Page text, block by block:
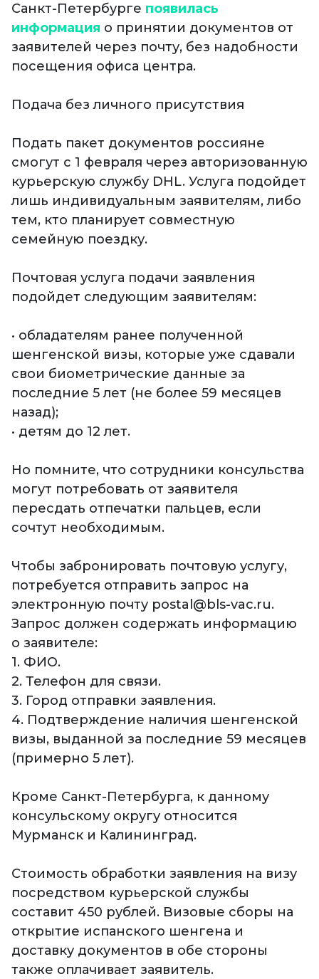
Санкт-Петербурге появилась
информация о принятии документов от
заявителей через почту, без надобности
посещения офиса центра.
Подача без личного присутствия
Подать пакет документов россияне
смогут с 1 февраля через авторизованную
курьерскую службу DHL. Услуга подойдет
лишь индивидуальным заявителям, либо
тем, кто планирует совместную
семейную поездку.
Почтовая услуга подачи заявления
подойдет следующим заявителям:
• обладателям ранее полученной
шенгенской визы, которые уже сдавали
свои биометрические данные за
последние 5 лет (не более 59 месяцев
назад);
• детям до 12 лет.
Но помните, что сотрудники консульства
могут потребовать от заявителя
пересдать отпечатки пальцев, если
сочтут необходимым.
Чтобы забронировать почтовую услугу,
потребуется отправить запрос на
электронную почту postal@bls-vac.ru.
Запрос должен содержать информацию
о заявителе:
1. ФИО.
2. Телефон для связи.
3. Город отправки заявления.
4. Подтверждение наличия шенгенской
визы, выданной за последние 59 месяцев
(примерно 5 лет).
Кроме Санкт-Петербурга, к данному
консульскому округу относится
Мурманск и Калининград.
Стоимость обработки заявления на визу
посредством курьерской службы
составит 450 рублей. Визовые сборы на
открытие испанского шенгена и
доставку документов в обе стороны
также оплачивает заявитель.